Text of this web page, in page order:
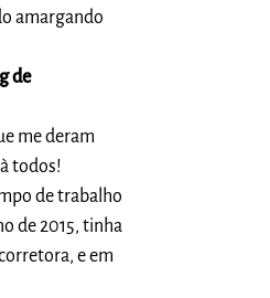
amargando
de
me deram
todos!
de trabalho
de 2015, tinha
e em